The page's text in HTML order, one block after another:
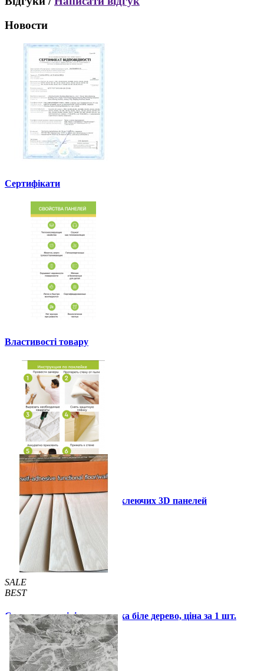
Новости
Сертифікати
Властивості товару
Інструкція установки самоклеючих 3D панелей
Інші також купили
SALE
BEST
Самоклеюча вінілова плитка біле дерево, ціна за 1 шт.
(СВП-015)
57 грн. 115 грн.